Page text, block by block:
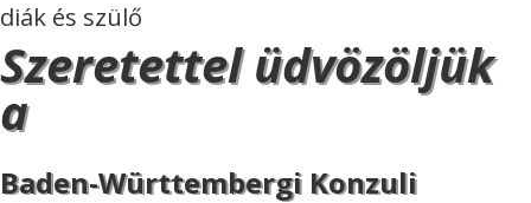
diák és szülő
Szeretettel üdvözöljük
a
Baden-Württembergi Konzuli